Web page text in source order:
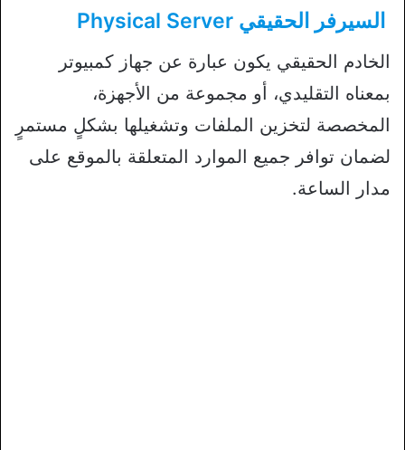
السيرفر الحقيقي Physical Server
الخادم الحقيقي يكون عبارة عن جهاز كمبيوتر
بمعناه التقليدي، أو مجموعة من الأجهزة،
المخصصة لتخزين الملفات وتشغيلها بشكلٍ مستمرٍ
لضمان توافر جميع الموارد المتعلقة بالموقع على
مدار الساعة.